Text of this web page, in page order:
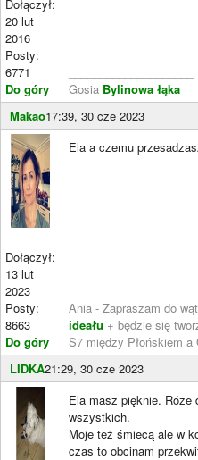
Dołączył:
20 lut
2016
Posty:
6771
Do góry
Gosia Bylinowa łąka
Makao17:39, 30 cze 2023
Dołączył:
13 lut
2023
Posty:
8663
Do góry
Ela a czemu
Ania - Zapraszam do
ideału + będzie się
S7 między Płońskiem a
LIDKA21:29, 30 cze 2023
Ela masz pięknie. Róze
wszystkich.
Moje też śmiecą ale w
czas to obcinam